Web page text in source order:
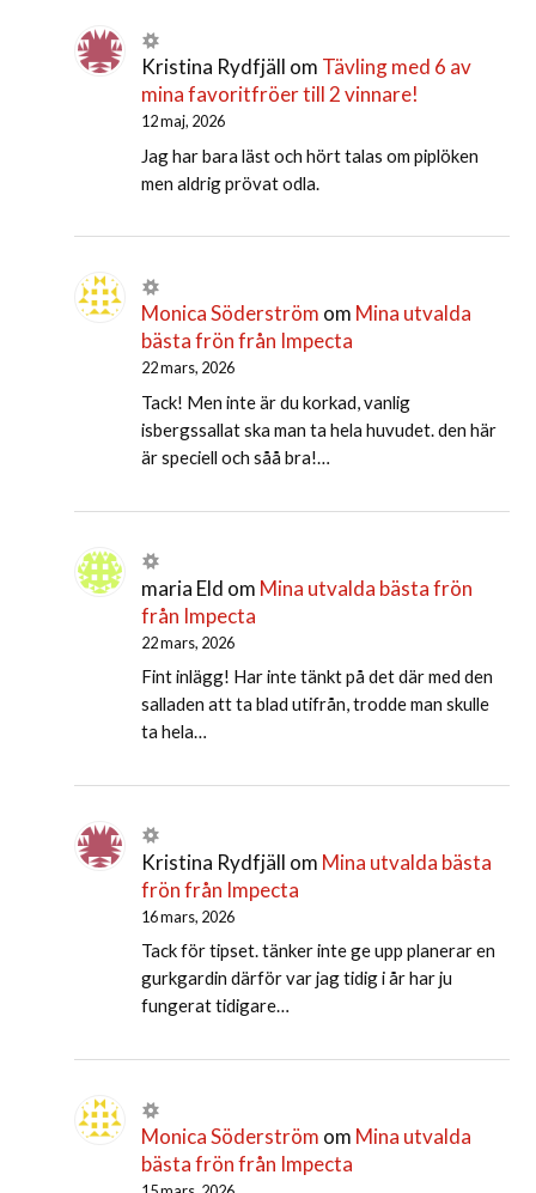
Kristina Rydfjäll om Tävling med 6 av
mina favoritfröer till 2 vinnare!
12 maj, 2026
Jag har bara läst och hört talas om piplöken
men aldrig prövat odla.
Monica Söderström om Mina utvalda
bästa frön från Impecta
22 mars, 2026
Tack! Men inte är du korkad, vanlig
isbergssallat ska man ta hela huvudet. den här
är speciell och såå bra!…
maria Eld om Mina utvalda bästa frön
från Impecta
22 mars, 2026
Fint inlägg! Har inte tänkt på det där med den
salladen att ta blad utifrån, trodde man skulle
ta hela…
Kristina Rydfjäll om Mina utvalda bästa
frön från Impecta
16 mars, 2026
Tack för tipset. tänker inte ge upp planerar en
gurkgardin därför var jag tidig i år har ju
fungerat tidigare…
Monica Söderström om Mina utvalda
bästa frön från Impecta